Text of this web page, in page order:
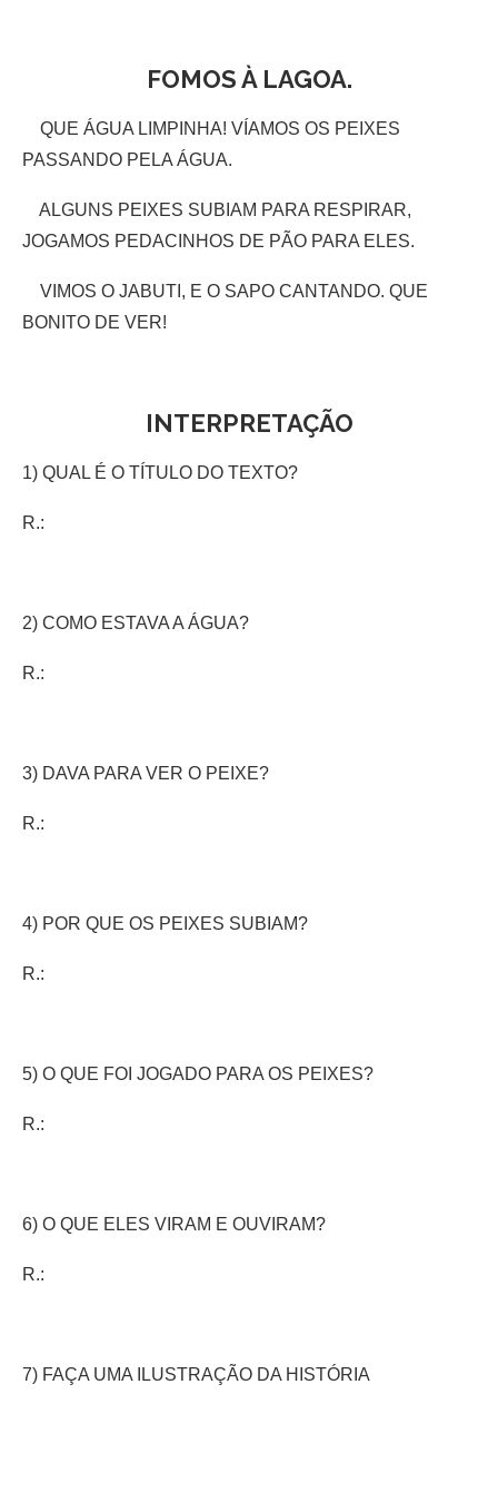
FOMOS À LAGOA.
QUE ÁGUA LIMPINHA! VÍAMOS OS PEIXES
PASSANDO PELA ÁGUA.
ALGUNS PEIXES SUBIAM PARA RESPIRAR,
JOGAMOS PEDACINHOS DE PÃO PARA ELES.
VIMOS O JABUTI, E O SAPO CANTANDO. QUE
BONITO DE VER!
INTERPRETAÇÃO
1) QUAL É O TÍTULO DO TEXTO?
R.:
2) COMO ESTAVA A ÁGUA?
R.:
3) DAVA PARA VER O PEIXE?
R.:
4) POR QUE OS PEIXES SUBIAM?
R.:
5) O QUE FOI JOGADO PARA OS PEIXES?
R.:
6) O QUE ELES VIRAM E OUVIRAM?
R.:
7) FAÇA UMA ILUSTRAÇÃO DA HISTÓRIA